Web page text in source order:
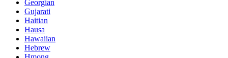
Georgian
Gujarati
Haitian
Hausa
Hawaiian
Hebrew